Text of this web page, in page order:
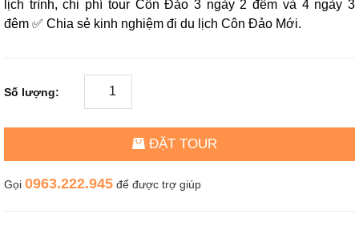
lịch trình, chi phí tour Côn Đảo 3 ngày 2 đêm và 4 ngày 3
đêm ✅ Chia sẻ kinh nghiệm đi du lịch Côn Đảo Mới.
Số lượng:
ĐẶT TOUR
Gọi 0963.222.945 để được trợ giúp